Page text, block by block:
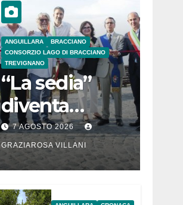
ANGUILLARA
BRACCIANO
CONSORZIO LAGO DI BRACCIANO
TREVIGNANO
“La sedia”
diventa
Belvedere sul
lago di
Bracciano: ieri
l’inaugurazion
7 AGOSTO 2026
GRAZIAROSA VILLANI